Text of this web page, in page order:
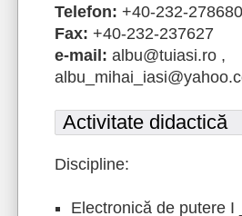
Telefon: +40-232-
Fax: +40-232-237627
e-mail: albu@tuiasi.ro ,
Activitate didactică
Discipline:
Electronică de putere I